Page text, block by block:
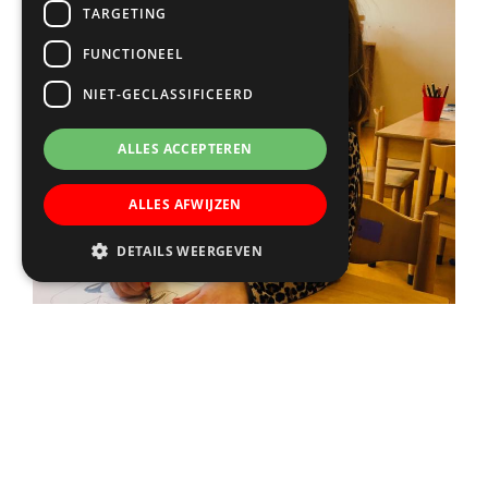
TARGETING
FUNCTIONEEL
NIET-GECLASSIFICEERD
ALLES ACCEPTEREN
ALLES AFWIJZEN
DETAILS WEERGEVEN